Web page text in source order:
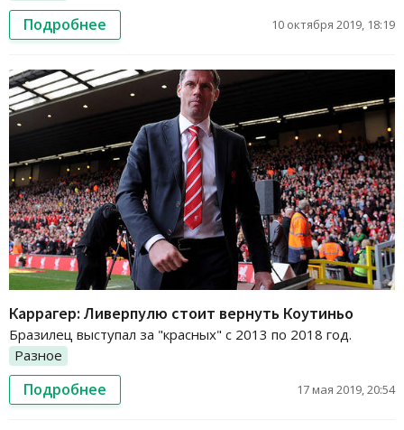
Подробнее 10 октября 2019, 18:19
Каррагер: Ливерпулю стоит вернуть Коутиньо
Бразилец выступал за "красных" с 2013 по 2018 год.
Разное
Подробнее 17 мая 2019, 20:54